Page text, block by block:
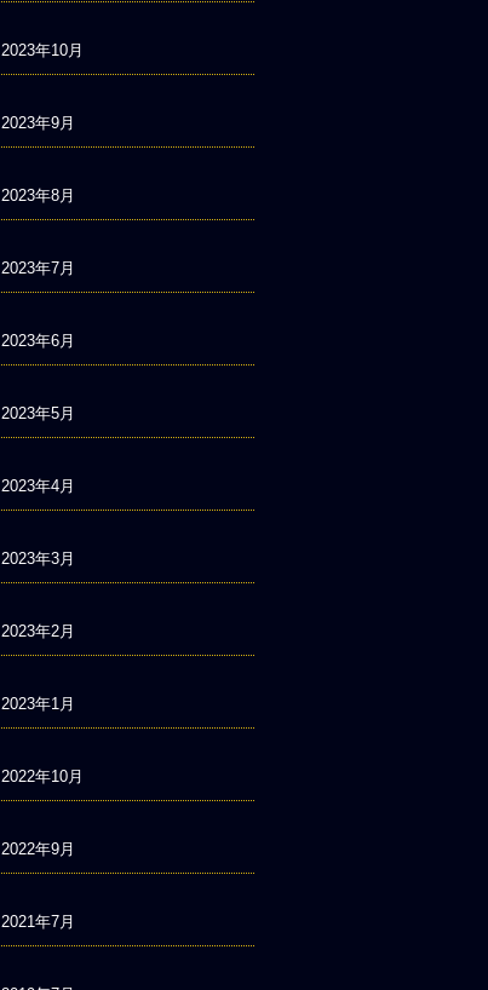
2023年10月
2023年9月
2023年8月
2023年7月
2023年6月
2023年5月
2023年4月
2023年3月
2023年2月
2023年1月
2022年10月
2022年9月
2021年7月